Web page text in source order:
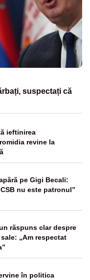
suspectați că
ieftinirea
revine la
pe Gigi Becali:
nu este patronul”
răspuns clar despre
„Am respectat
în politica